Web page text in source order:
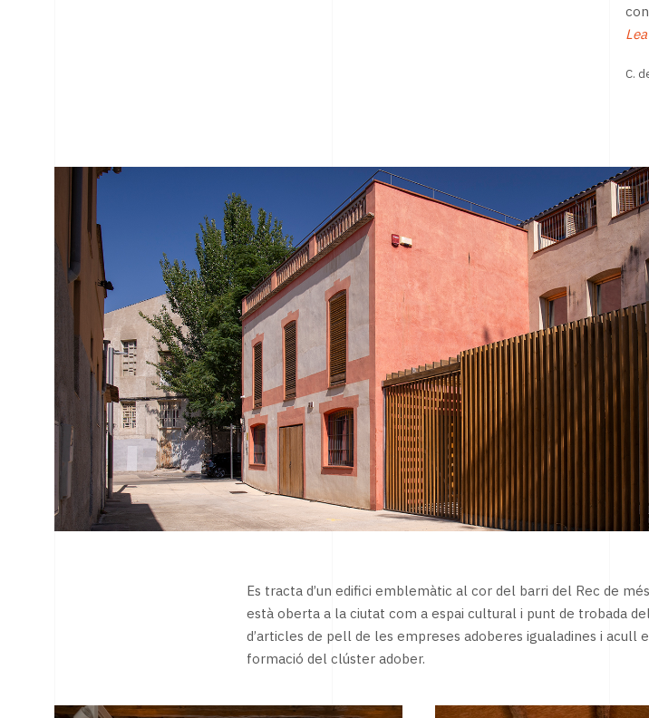
C.
Es tracta d’un edifici emblemàtic al cor del barri del Rec de
està oberta a la ciutat com a espai cultural i punt de trobada
d’articles de pell de les empreses adoberes igualadines i acull
formació del clúster adober.